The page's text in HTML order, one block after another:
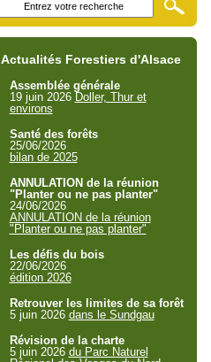
Actualités Forestiers d'Alsace
Assemblée générale
19 juin 2026 Doller, Thur et
environs
Santé des forêts
25/06/2026
bilan de 2025
ANNULATION de la réunion
"Planter ou ne pas planter"
24/06/2026
ANNULATION de la réunion
"Planter ou ne pas planter"
Les défis du bois
22/06/2026
édition 2026
Retrouver les limites de sa forêt
5 juin 2026 dans le Sundgau
Révision de la charte
5 juin 2026 du Parc Naturel